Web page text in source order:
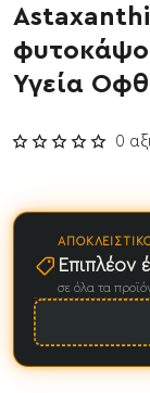
Υγεία
0
Επιπλέον
σε όλα τα